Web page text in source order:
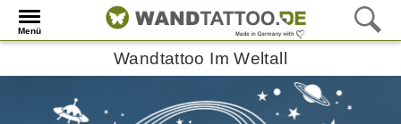
Menü
Wandtattoo Im Weltall